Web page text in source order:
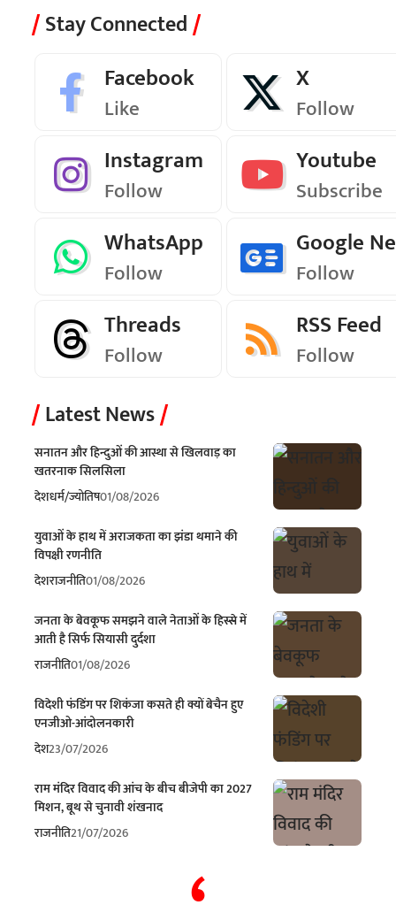
Stay Connected
Facebook
Like
X
Follow
Instagram
Follow
Youtube
Subscribe
WhatsApp
Follow
Google
Follow
Threads
Follow
RSS Feed
Follow
Latest News
सनातन और हिन्दुओं की आस्था से खिलवाड़ का
खतरनाक सिलसिला
देशधर्म/ज्योतिष01/08/2026
युवाओं के हाथ में अराजकता का झंडा थमाने की
विपक्षी रणनीति
देशराजनीति01/08/2026
जनता के बेवकूफ समझने वाले नेताओं के हिस्से में
आती है सिर्फ सियासी दुर्दशा
राजनीति01/08/2026
विदेशी फंडिंग पर शिकंजा कसते ही क्यों बेचैन हुए
एनजीओ-आंदोलनकारी
देश23/07/2026
राम मंदिर विवाद की आंच के बीच बीजेपी का 2027
मिशन, बूथ से चुनावी शंखनाद
राजनीति21/07/2026